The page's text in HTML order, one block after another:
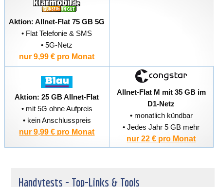
Aktion: Allnet-Flat 75 GB 5G
• Flat Telefonie & SMS
• 5G-Netz
nur 9,99 € pro Monat
Aktion: 25 GB Allnet-Flat
• mit 5G ohne Aufpreis
• kein Anschlusspreis
nur 9,99 € pro Monat
Allnet-Flat M mit 35 GB im
D1-Netz
• monatlich kündbar
• Jedes Jahr 5 GB mehr
nur 22 € pro Monat
Handytests - Top-Links & Tools